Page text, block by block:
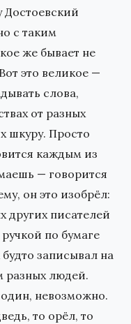
Достоевский
с таким
же бывает не
это великое —
слова,
от разных
шкуру. Просто
каждым из
— говорится
он это изобрёл:
других писателей
по бумаге
записывал на
разных людей.
невозможно.
то орёл, то